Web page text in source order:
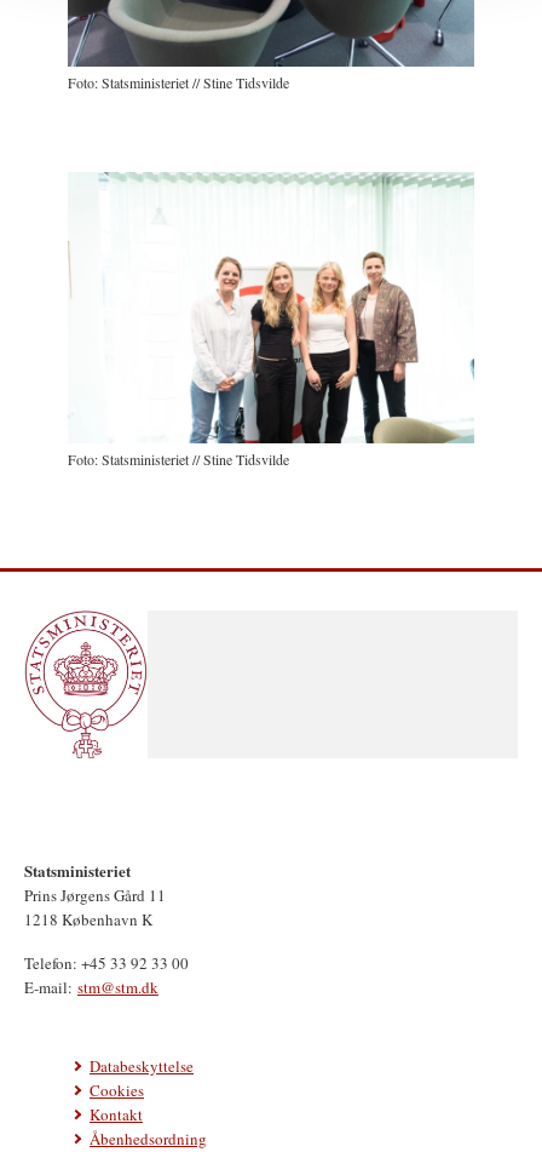
Foto: Statsministeriet // Stine Tidsvilde
Foto: Statsministeriet // Stine Tidsvilde
Statsministeriet
Prins Jørgens Gård 11
1218 København K
Telefon: +45 33 92 33 00
E-mail: stm@stm.dk
Databeskyttelse
Cookies
Kontakt
Åbenhedsordning